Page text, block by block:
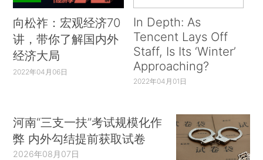
向松祚：宏观经济70
讲，带你了解国内外
经济大局
2022年04月06日
In Depth: As
Tencent Lays Off
Staff, Is Its ‘Winter’
Approaching?
2022年04月01日
河南“三支一扶”考试规模化作
弊 内外勾结提前获取试卷
2026年08月07日